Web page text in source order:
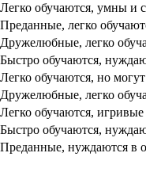
Легко обучаются, умны и
Преданные, легко
Дружелюбные, легко
Быстро обучаются,
Легко обучаются, но
Дружелюбные, легко
Легко обучаются,
Быстро обучаются,
Преданные, нуждаются в